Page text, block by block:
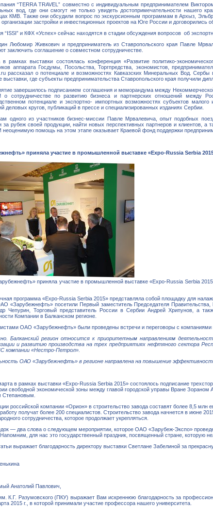
“TERRA TRAVEL” совместно с индивидуальным предпринимателем
вод, где они смогут не только увидеть достопримечательности нашего
КМВ. Также они обсудили вопрос по экскурсионным программам в Архыз,
организации застройки и инвестиционных проектов на Юге России и договорились
“ISSI” и КФХ «Успех» сейчас находятся в стадии обсуждения вопросов об
Любомир Живкович и предприниматель из Ставропольского края Павле
заключить соглашение о совместном сотрудничестве.
рамках выставки состоялась конференция «Развитие политико-
аппарата Госдумы, Посольства, Торгпредства, экономистов,
рассказал о потенциале и возможностях Кавказских Минеральных Вод.
выставки, где субъекты предпринимательства Ставропольского края получили
завершилось подписанием соглашения и меморандума между
сотрудничестве по развитию бизнеса и партнерских отношений между
потенциале и экспортно- импортных возможностях субъектов
деловых кругов, публикаций в прессе и специализированных изданиях Сербии.
одного из участников бизнес-миссии Павле Мрвалевича, опыт подобных
за рубеж своей продукции, найти новых перспективных партнеров и клиентов,
неоценимую помощь на этом этапе оказывает Краевой фонд поддержки
приняла участие в промышленной выставке «Expo-Russia Serbia
приняла участие в промышленной выставке «Expo-Russia Serbia
программа «Expo-Russia Serbia 2015» представляла собой площадку для
«Зарубежнефть» посетили Первый заместитель Председателя
Чепурин, Торговый представитель России в Сербии Андрей Хрипунов, а
Компании в Балканском регионе.
ОАО «Зарубежнефть» были проведены встречи и переговоры c
Балканский регион относится к приоритетным направлениям
и развитию производства на трех предприятиях нефтяного сектора
компании «Нестро-Петрол».
ОАО «Зарубежнефть» в регионе направлена на повышение
в рамках выставки «Expo-Russia Serbia 2015» состоялось подписание
свободной экономической зоны между главой городской управы Вране
Степановым.
российской компании «Орион» в строительство завода составят более 8,5
получат более 200 специалистов. Строительство завода начнется в июне
сотрудничества, которое продолжает укрепляться.
— два слова о следующем мероприятии, которое ОАО «Зарубеж-Экспо»
для нас это государственный праздник, посвященный стране, которую
выражает благодарность директору выставки Светлане Забелиной за
Анатолий Павлович,
К.Г. Разумовского (ПКУ) выражает Вам искреннюю благодарность за
2015 г., в которой принимали участие профессора нашего университета.